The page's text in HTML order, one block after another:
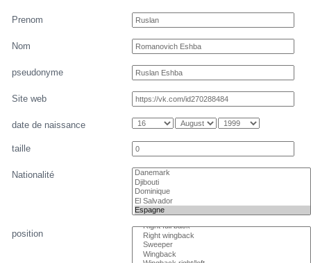
Prenom
Nom
pseudonyme
Site web
date de naissance
taille
Nationalité
position